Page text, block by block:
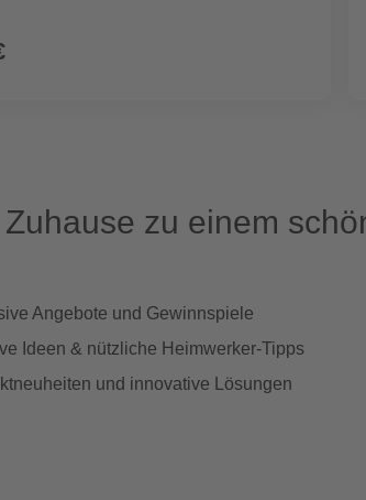
zu einem
Angebote und Gewinnspiele
Ideen & nützliche Heimwerker-Tipps
und innovative Lösungen